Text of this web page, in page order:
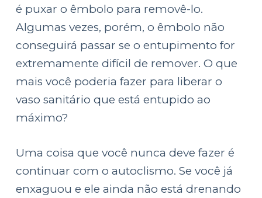
ú
d
o
é puxar o êmbolo para removê-lo.
Algumas vezes, porém, o êmbolo não
conseguirá passar se o entupimento for
extremamente difícil de remover. O que
mais você poderia fazer para liberar o
vaso sanitário que está entupido ao
máximo?
Uma coisa que você nunca deve fazer é
continuar com o autoclismo. Se você já
enxaguou e ele ainda não está drenando